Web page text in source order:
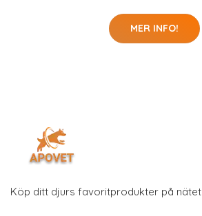
MER INFO!
Köp ditt djurs favoritprodukter på nätet